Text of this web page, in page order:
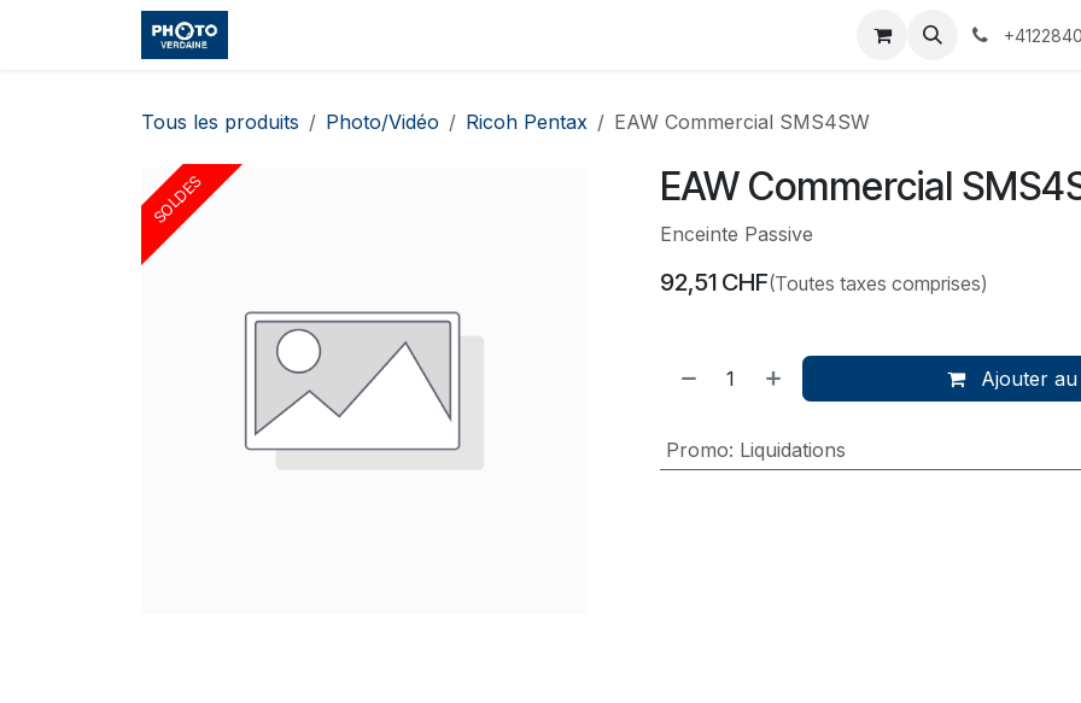
Se rendre au contenu
Événements Services
Tous les produits Photo/Vidéo Ricoh Pentax EAW Commercial SMS4SW
SOLDES EAW Commercial
Enceinte Passive
92,51CHF(Toutes taxes comprises)
Ajouter
Promo: Liquidations